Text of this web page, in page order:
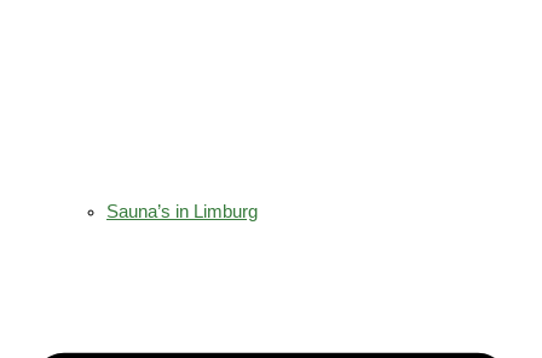
Sauna’s in Limburg